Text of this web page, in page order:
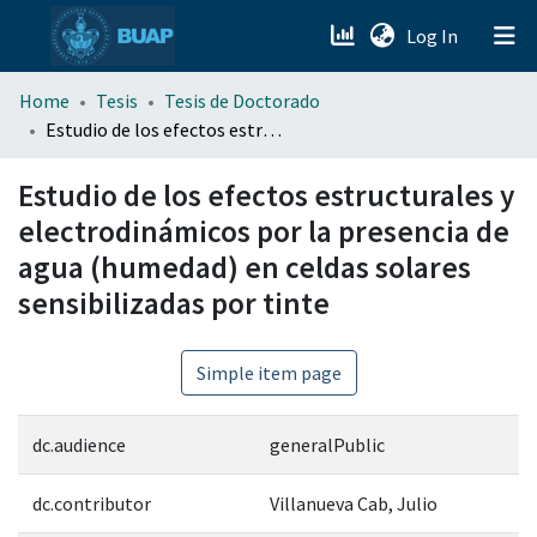
Log In (current)
menu.section.about_menu
Home Tesis
Tesis de Doctorado
Estudio de los efectos estructurales y electrodinámicos por la presencia de agua (humedad) en celdas solares sensibilizadas por tinte
Estudio de los efectos estructurales y
electrodinámicos por la presencia de
agua (humedad) en celdas solares
sensibilizadas por tinte
Simple item page
dc.audience generalPublic
dc.contributor Villanueva Cab, Julio